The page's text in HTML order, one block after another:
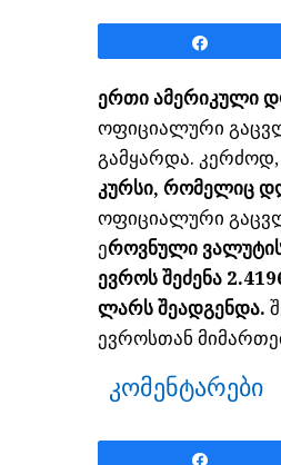
ერთი ამერიკული
ოფიციალური
გამყარდა. კერძოდ,
კურსი, რომელიც
ოფიციალური
ეროვნული
ევროს შეძენა
ლარს შეადგენდა.
ევროსთან
კომენტარები